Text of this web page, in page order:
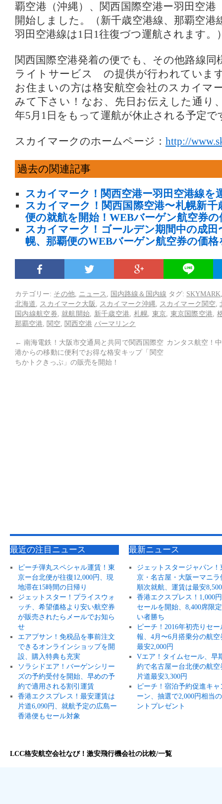
覇空港（沖縄）、関西国際空港ー羽田空港
開始しました。（新千歳空港線、那覇空港
羽田空港線は1日1往復づつ運航されます。
関西国際空港発着の便でも、その他路線同
ライトサービス の提供が行われていま
お住まいの方は格安航空会社のスカイマ
みて下さい！なお、先日お伝えした通り
年5月1日をもって運航が休止される予定で
スカイマークのホームページ： http://
過去の関連記事
スカイマーク！関西空港ー羽田空港線を
スカイマーク！関西国際空港〜札幌新千
便の就航を開始！WEBバーゲン航空券の
スカイマーク！ゴールデン期間中の成田
幌、那覇便のWEBバーゲン航空券の価格
カテゴリー: その他, ニュース 国内路線＆国内線 タグ: SKYMARK
北海道
スカイマーク大阪 スカイマーク沖縄 スカイマーク関空 ,
国内線航空券
就航開始 新千歳空港 札幌 東京 東京国際空港
那覇空港
関空 関西空港 パーマリンク
← 南海電鉄！大阪市交通局と共同で関西国際空
港からの移動に便利でお得な格安キップ「関空
ちかトクきっぷ」の販売を開始！
カンタス航空！
最近の注目ニュース
ピーチ弾丸スペシャル運賃！東
京ー台北便が往復12,000円、現
地滞在15時間の日帰り
ジェットスター！プライスウォ
ッチ、希望価格より安い航空券
が販売されたらメールでお知ら
せ
エアプサン！免税品を事前注文
できるオンラインショップを開
設、購入特典も充実
ソラシドエア！バーゲンシリー
ズの予約受付を開始、早めの予
約で適用される割引運賃
香港エクスプレス！最安運賃は
片道6,090円、就航予定の広島ー
香港便もセール対象
最新ニュース
ジェットスタージャパン！
京・名古屋・大阪ーマニラ
順次就航、運賃は最安
香港エクスプレス！1,000
セールを開始、8,400席限
い者勝ち
ピーチ！2016年初売りセー
報、4月〜6月搭乗分の航空
最安2,000円
Vエア！タイムセール、早
約で名古屋ー台北便の航空
片道最安3,300円
ピーチ！宿泊予約促進キャ
ーン、抽選で2,000円相当
ントプレゼント
LCC格安航空会社なび！激安飛行機会社の比較/一覧